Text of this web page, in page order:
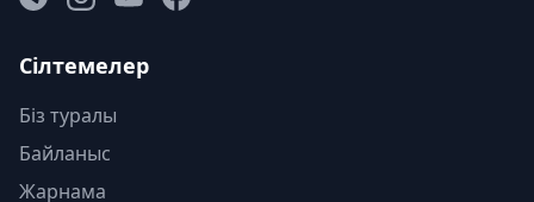
Сілтемелер
Біз туралы
Байланыс
Жарнама